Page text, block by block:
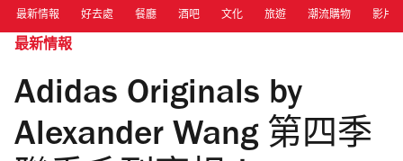
最新情報 好去處 餐廳 酒吧 文化 旅遊 潮流購物 影片
最新情報
Adidas Originals by
Alexander Wang 第四季